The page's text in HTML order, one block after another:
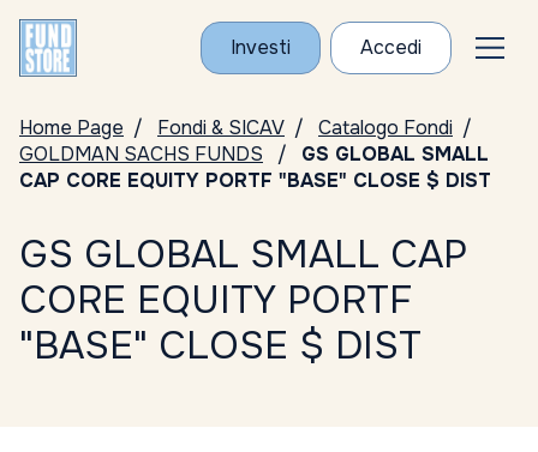
Investi Accedi
Home Page Fondi & SICAV
Catalogo Fondi
GOLDMAN SACHS FUNDS
GS GLOBAL SMALL
CAP CORE EQUITY PORTF "BASE" CLOSE $ DIST
GS GLOBAL SMALL CAP
CORE EQUITY PORTF
"BASE" CLOSE $ DIST